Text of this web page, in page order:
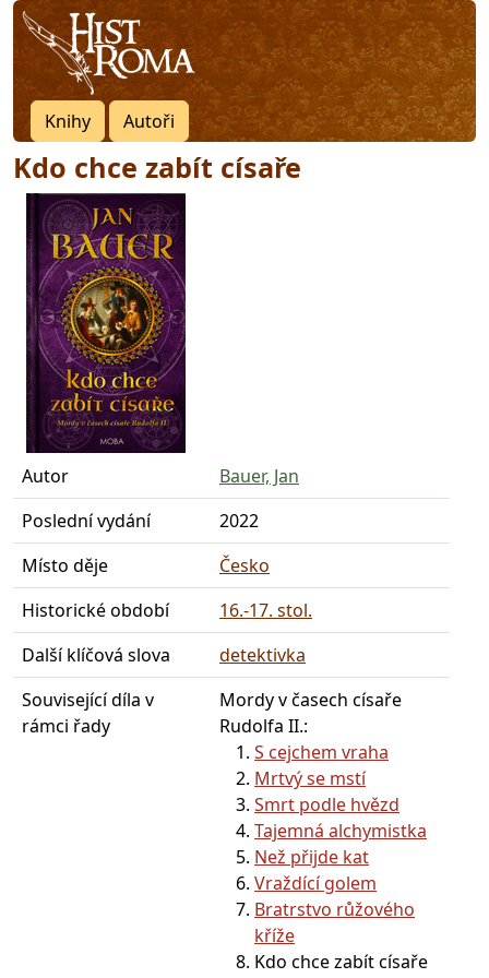
Knihy Autoři
Kdo chce zabít císaře
Autor
Bauer, Jan
Poslední vydání
2022
Místo děje
Česko
Historické období
16.-17. stol.
Další klíčová slova
detektivka
Související díla v
rámci řady
Mordy v časech císaře
Rudolfa II.:
S cejchem vraha
Mrtvý se mstí
Smrt podle hvězd
Tajemná alchymistka
Než přijde kat
Vraždící golem
Bratrstvo růžového
kříže
Kdo chce zabít císaře